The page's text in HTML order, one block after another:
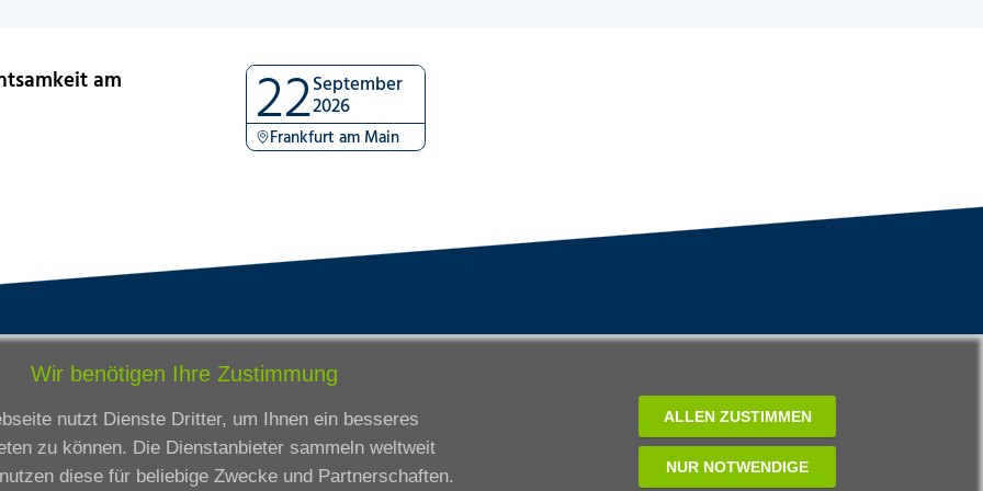
am
22September
2026
Frankfurt am Main
am Main
Bildungsangebot
Ausbildung
Zertifikatslehrgänge
Fortbildung
Wir benötigen Ihre Zustimmung
nutzt Dienste Dritter, um Ihnen ein besseres
zu können. Die Dienstanbieter sammeln weltweit
diese für beliebige Zwecke und Partnerschaften.
ALLEN ZUSTIMMEN
NUR NOTWENDIGE